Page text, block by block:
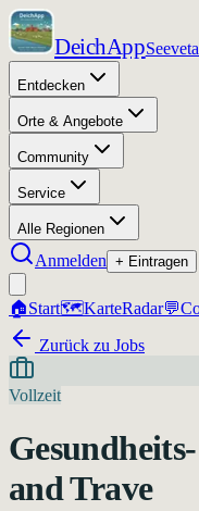
DeichApp
Entdecken
Orte & Angebote
Community
Service
Alle Regionen
Anmelden + Eintragen
🏠Start🗺️KarteRadar💬
Zurück zu Jobs
Vollzeit
and Trave